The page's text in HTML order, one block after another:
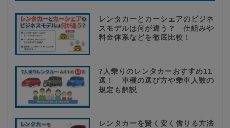
レンタカーとカーシェアのビジネ
スモデルは何が違う？ 仕組みや
料金体系などを徹底比較！
7人乗りのレンタカーおすすめ11
選！ 車種の選び方や乗車人数の
規定も解説
レンタカーを賢く安く借りる方法